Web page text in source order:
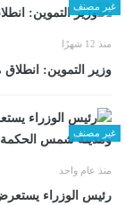
غير مصنف
منذ 12 شهرًا
وزير التموين: انطلاق معارض أهلًا
غير مصنف
منذ عام واحد
رئيس الوزراء